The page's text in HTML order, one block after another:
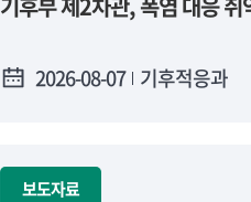
2026-08-07 기후적응과
보도자료